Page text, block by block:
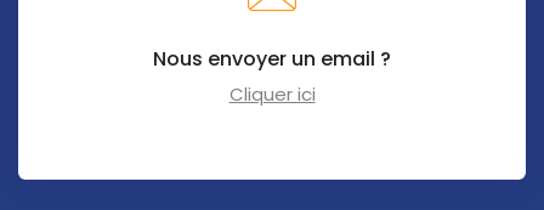
Nous envoyer un email ?
Cliquer ici